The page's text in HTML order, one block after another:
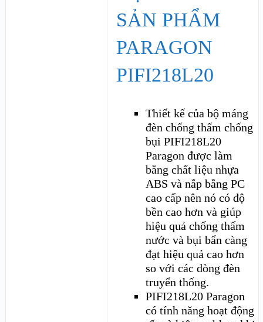
SẢN PHẨM
PARAGON
PIFI218L20
Thiết kế của bộ máng
đèn chống thấm chống
bụi PIFI218L20
Paragon được làm
bằng chất liệu nhựa
ABS và nắp bằng PC
cao cấp nên nó có độ
bền cao hơn và giúp
hiệu quả chống thấm
nước và bụi bẩn càng
đạt hiệu quả cao hơn
so với các dòng đèn
truyển thống.
PIFI218L20 Paragon
có tính năng hoạt động